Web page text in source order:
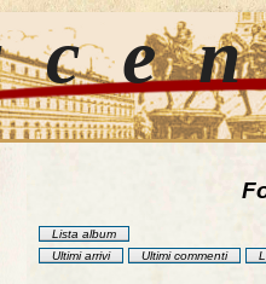
Lista album
Ultimi arrivi
Ultimi commenti